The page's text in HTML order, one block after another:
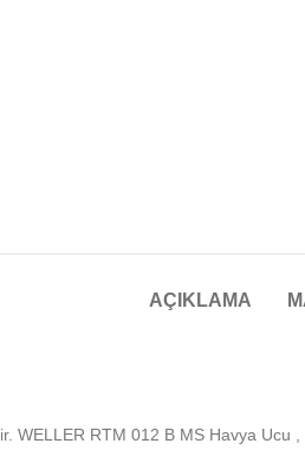
AÇIKLAMA
WELLER RTM 012 B MS Havya